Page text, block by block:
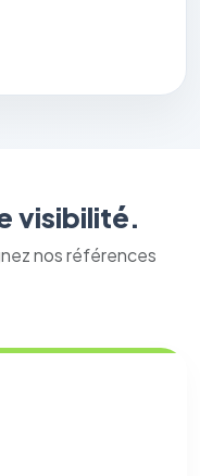
visibilité.
nos références